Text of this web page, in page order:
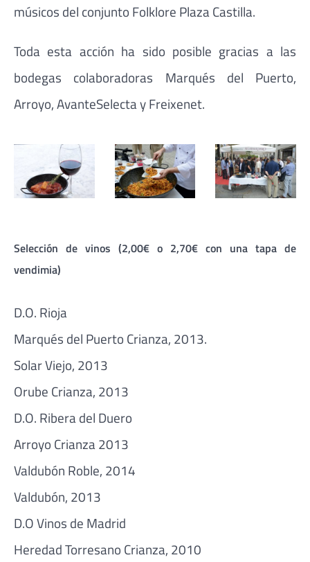
músicos del conjunto Folklore Plaza Castilla.
Toda esta acción ha sido posible gracias a las
bodegas colaboradoras Marqués del Puerto,
Arroyo, AvanteSelecta y Freixenet.
Selección de vinos (2,00€ o 2,70€ con una tapa de
vendimia)
D.O. Rioja
Marqués del Puerto Crianza, 2013.
Solar Viejo, 2013
Orube Crianza, 2013
D.O. Ribera del Duero
Arroyo Crianza 2013
Valdubón Roble, 2014
Valdubón, 2013
D.O Vinos de Madrid
Heredad Torresano Crianza, 2010